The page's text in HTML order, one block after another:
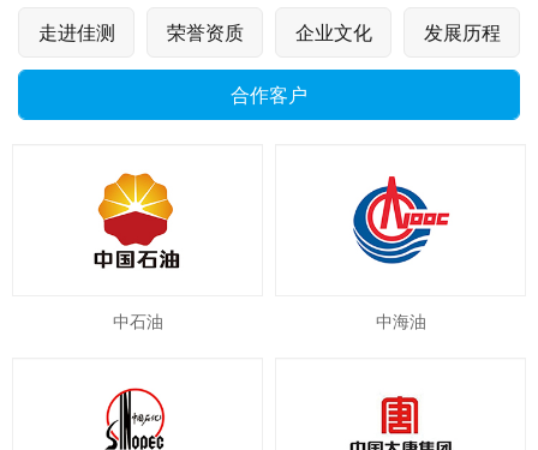
走进佳测 荣誉资质 企业文化 发展历程
合作客户
中石油 中海油